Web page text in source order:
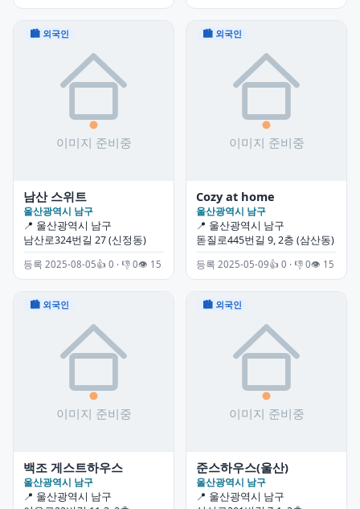
🏙 외국인
남산 스위트
울산광역시 남구
📍 울산광역시 남구
남산로324번길 27 (신정동)
등록 2025-08-05👍 0 · 👎 0👁 15
🏙 외국인
Cozy at home
울산광역시 남구
📍 울산광역시 남구
돋질로445번길 9, 2층 (삼산동)
등록 2025-05-09👍 0 · 👎 0👁 15
🏙 외국인
백조 게스트하우스
울산광역시 남구
📍 울산광역시 남구
🏙 외국인
준스하우스(울산)
울산광역시 남구
📍 울산광역시 남구